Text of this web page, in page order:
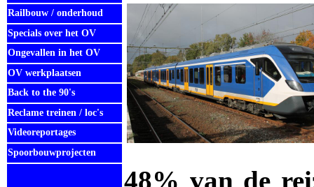
Railbouw / onderhoud
Specials over het OV
Ongevallen in het OV
OV werkplaatsen
Back to the 90's
Reclame treinen / loc's
Videoreportages
Spoorbouwprojecten
48% van de